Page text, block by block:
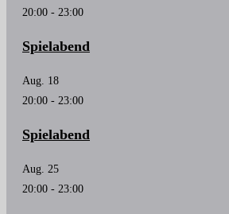
20:00 - 23:00
Spielabend
Aug. 18
20:00 - 23:00
Spielabend
Aug. 25
20:00 - 23:00